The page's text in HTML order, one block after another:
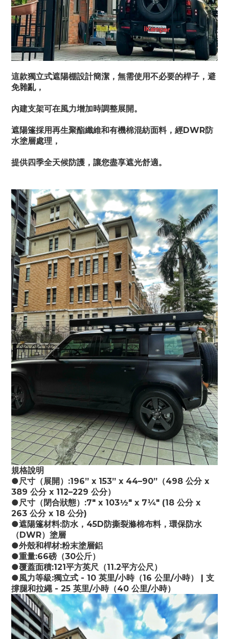
這款獨立式遮陽棚設計簡潔，無需使用不必要的桿子，避
免雜亂，
內建支架可在風力增加時調整展開。
遮陽篷採用再生聚酯纖維和有機棉混紡面料，經DWR防
水塗層處理，
提供四季全天候防護，讓您盡享遮光舒適。
規格說明
●尺寸（展開）:196” x 153” x 44–90”（498 公分 x
389 公分 x 112–229 公分）
●尺寸（閉合狀態）:7″ x 103½″ x 7¼″ (18 公分 x
263 公分 x 18 公分)
●遮陽篷材料:防水，45D防撕裂滌棉布料，環保防水
（DWR）塗層
●外殼和桿材:粉末塗層鋁
●重量:66磅（30公斤）
●覆蓋面積:121平方英尺（11.2平方公尺）
●風力等級:獨立式 - 10 英里/小時（16 公里/小時） | 支
撐腿和拉繩 - 25 英里/小時（40 公里/小時）